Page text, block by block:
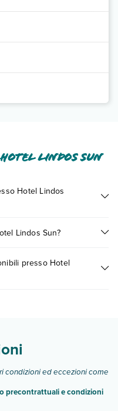
Lindos Sun
Hotel Lindos
tutte nellasezione dedicata
Lindos Sun?
ecc). Per consultare i
scegli quando partire.
presso Hotel
dedicato "Info e
condizioni ed eccezioni come
precontrattuali e condizioni